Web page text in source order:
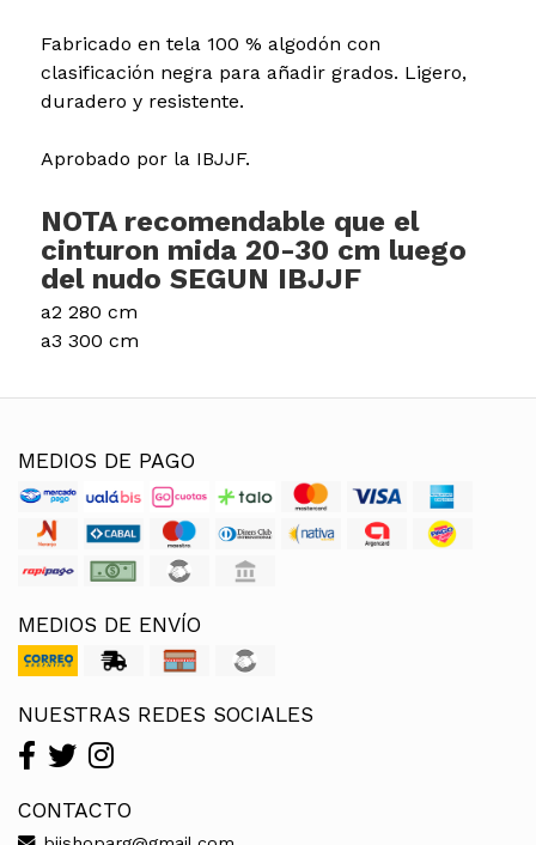
Fabricado en tela 100 % algodón con
clasificación negra para añadir grados. Ligero,
duradero y resistente.
Aprobado por la IBJJF.
NOTA recomendable que el
cinturon mida 20-30 cm luego
del nudo SEGUN IBJJF
a2 280 cm
a3 300 cm
MEDIOS DE PAGO
MEDIOS DE ENVÍO
NUESTRAS REDES SOCIALES
CONTACTO